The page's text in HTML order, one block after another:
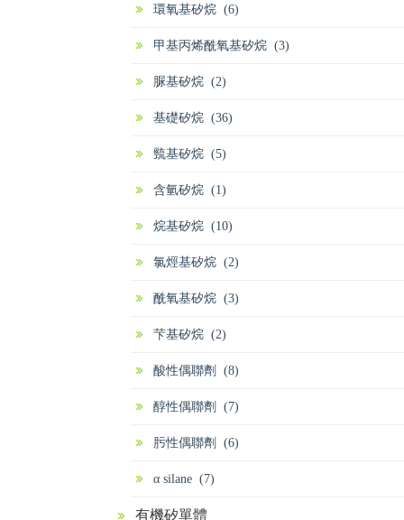
環氧基矽烷 (6)
甲基丙烯酰氧基矽烷 (3)
脲基矽烷 (2)
基礎矽烷 (36)
巰基矽烷 (5)
含氫矽烷 (1)
烷基矽烷 (10)
氯烴基矽烷 (2)
酰氧基矽烷 (3)
芐基矽烷 (2)
酸性偶聯劑 (8)
醇性偶聯劑 (7)
肟性偶聯劑 (6)
α silane (7)
有機矽單體